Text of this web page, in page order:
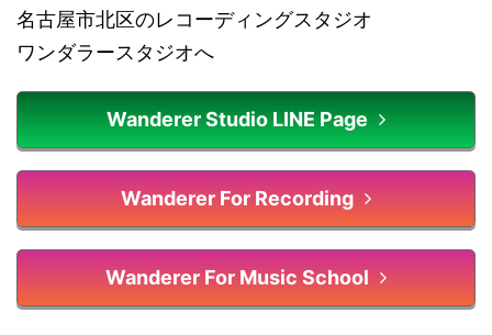
名古屋市北区のレコーディングスタジオ
ワンダラースタジオへ
Wanderer Studio LINE Page
Wanderer For Recording
Wanderer For Music School